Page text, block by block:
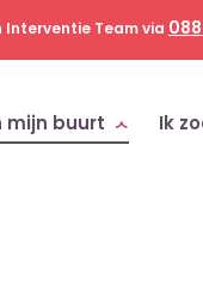
Interventie Team via
mijn buurt Ik